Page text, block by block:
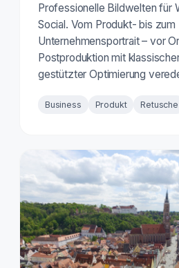
Professionelle Bildwelten für
Social. Vom Produkt- bis zum
Unternehmensportrait – vor
Postproduktion mit
gestützter Optimierung
Business Produkt Retusche